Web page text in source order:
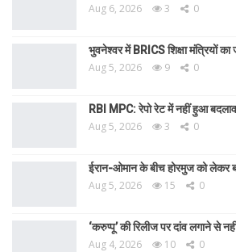
Aug 6, 2026 3 0
भुवनेश्वर में BRICS शिक्षा मंत्रियों
Aug 5, 2026 9 0
RBI MPC: रेपो रेट में नहीं हुआ
Aug 5, 2026 3 0
ईरान-ओमान के बीच होरमुज को लेकर
Aug 5, 2026 15 0
‘करुप्पू’ की रिलीज पर दांव लगाने से
Aug 4, 2026 10 0